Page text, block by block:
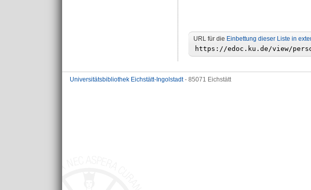
URL für die Einbettung dieser Liste in
Universitätsbibliothek Eichstätt-Ingolstadt- 85071 Eichstätt